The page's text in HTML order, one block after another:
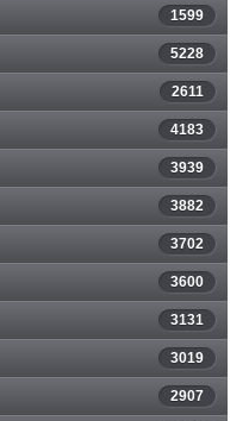
1599
5228
2611
4183
3939
3882
3702
3600
3131
3019
2907